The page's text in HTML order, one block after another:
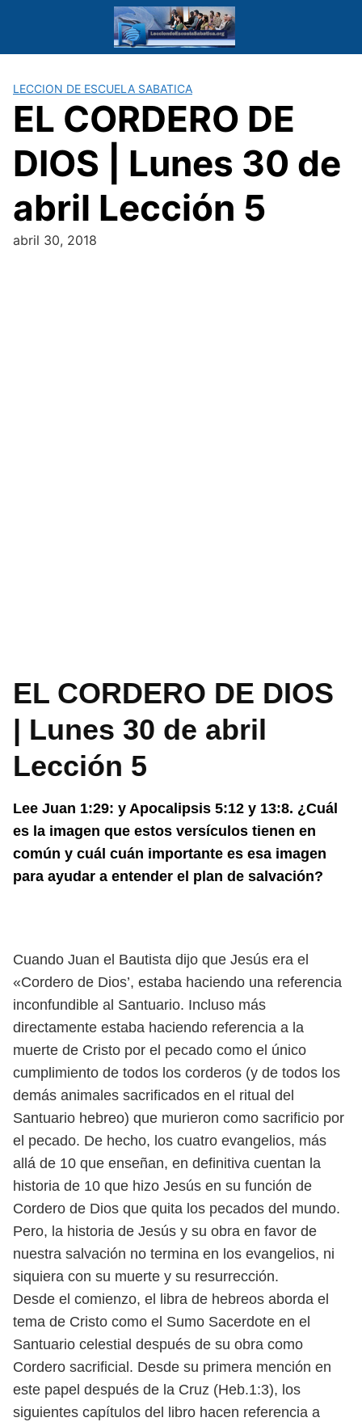
LECCION DE ESCUELA SABATICA
EL CORDERO DE
DIOS | Lunes 30 de
abril Lección 5
abril 30, 2018
EL CORDERO DE DIOS
| Lunes 30 de abril
Lección 5
Lee Juan 1:29: y Apocalipsis 5:12 y 13:8. ¿Cuál
es la imagen que estos versículos tienen en
común y cuál cuán importante es esa imagen
para ayudar a entender el plan de salvación?
Cuando Juan el Bautista dijo que Jesús era el
«Cordero de Dios’, estaba haciendo una referencia
inconfundible al Santuario. Incluso más
directamente estaba haciendo referencia a la
muerte de Cristo por el pecado como el único
cumplimiento de todos los corderos (y de todos los
demás animales sacrificados en el ritual del
Santuario hebreo) que murieron como sacrificio por
el pecado. De hecho, los cuatro evangelios, más
allá de 10 que enseñan, en definitiva cuentan la
historia de 10 que hizo Jesús en su función de
Cordero de Dios que quita los pecados del mundo.
Pero, la historia de Jesús y su obra en favor de
nuestra salvación no termina en los evangelios, ni
siquiera con su muerte y su resurrección.
Desde el comienzo, el libra de hebreos aborda el
tema de Cristo como el Sumo Sacerdote en el
Santuario celestial después de su obra como
Cordero sacrificial. Desde su primera mención en
este papel después de la Cruz (Heb.1:3), los
siguientes capítulos del libro hacen referencia a